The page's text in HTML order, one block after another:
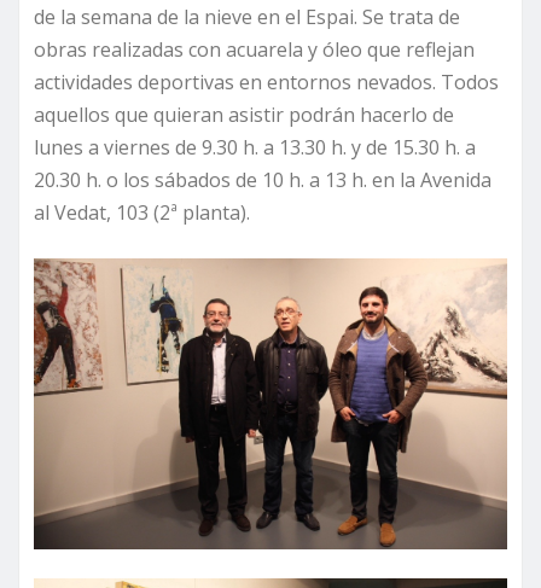
de la semana de la nieve en el Espai. Se trata de
obras realizadas con acuarela y óleo que reflejan
actividades deportivas en entornos nevados. Todos
aquellos que quieran asistir podrán hacerlo de
lunes a viernes de 9.30 h. a 13.30 h. y de 15.30 h. a
20.30 h. o los sábados de 10 h. a 13 h. en la Avenida
al Vedat, 103 (2ª planta).